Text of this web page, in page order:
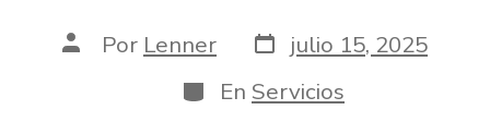
AutorPor Lenner Fecha
de
publicación
julio 15, 2025
Categorías
En Servicios